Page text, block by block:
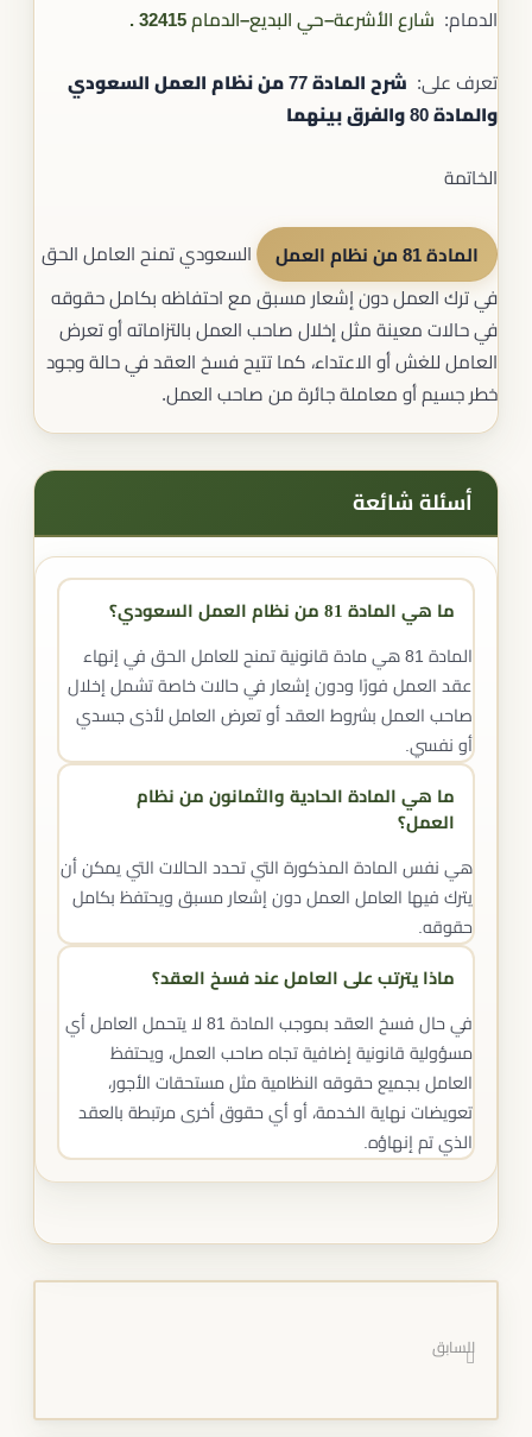
الدمام: شارع الأشرعة–حي البديع–الدمام 32415 .
تعرف على:
شرح المادة 77 من نظام العمل السعودي
والمادة 80 والفرق بينهما
الخاتمة
المادة 81 من نظام العمل السعودي تمنح العامل الحق
في ترك العمل دون إشعار مسبق مع احتفاظه بكامل حقوقه
في حالات معينة مثل إخلال صاحب العمل بالتزاماته أو تعرض
العامل للغش أو الاعتداء، كما تتيح فسخ العقد في حالة وجود
خطر جسيم أو معاملة جائرة من صاحب العمل.
أسئلة شائعة
ما هي المادة 81 من نظام العمل السعودي؟
المادة 81 هي مادة قانونية تمنح للعامل الحق في إنهاء
عقد العمل فورًا ودون إشعار في حالات خاصة تشمل إخلال
صاحب العمل بشروط العقد أو تعرض العامل لأذى جسدي
أو نفسي.
ما هي المادة الحادية والثمانون من نظام
العمل؟
هي نفس المادة المذكورة التي تحدد الحالات التي يمكن أن
يترك فيها العامل العمل دون إشعار مسبق ويحتفظ بكامل
حقوقه.
ماذا يترتب على العامل عند فسخ العقد؟
في حال فسخ العقد بموجب المادة 81 لا يتحمل العامل أي
مسؤولية قانونية إضافية تجاه صاحب العمل، ويحتفظ
العامل بجميع حقوقه النظامية مثل مستحقات الأجور،
تعويضات نهاية الخدمة، أو أي حقوق أخرى مرتبطة بالعقد
الذي تم إنهاؤه.
السابق